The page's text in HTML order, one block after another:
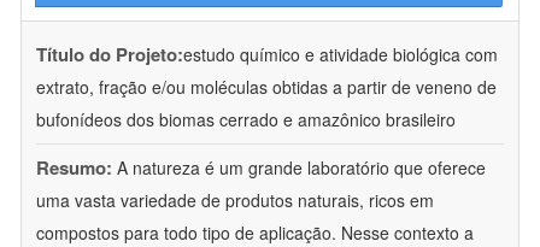
Título do Projeto:estudo químico e atividade biológica com
extrato, fração e/ou moléculas obtidas a partir de veneno de
bufonídeos dos biomas cerrado e amazônico brasileiro
Resumo: A natureza é um grande laboratório que oferece
uma vasta variedade de produtos naturais, ricos em
compostos para todo tipo de aplicação. Nesse contexto a